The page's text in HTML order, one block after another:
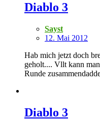
Diablo 3
Sayst
12. Mai 2012
Hab mich jetzt doch
geholt.... Vllt kann
Runde
Diablo 3